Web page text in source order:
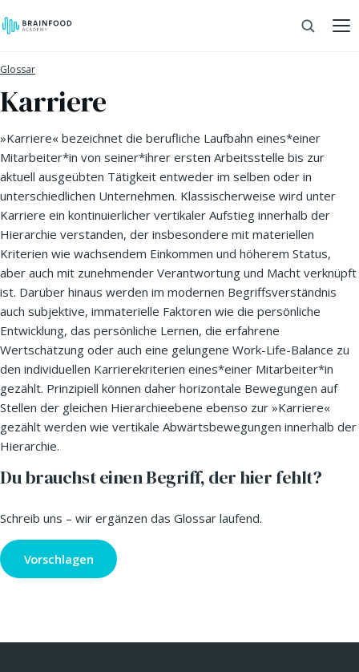
Glossar
Karriere
»Karriere« bezeichnet die berufliche Laufbahn eines*einer
Mitarbeiter*in von seiner*ihrer ersten Arbeitsstelle bis zur
aktuell ausgeübten Tätigkeit entweder im selben oder in
unterschiedlichen Unternehmen. Klassischerweise wird unter
Karriere ein kontinuierlicher vertikaler Aufstieg innerhalb der
Hierarchie verstanden, der insbesondere mit materiellen
Kriterien wie wachsendem Einkommen und höherem Status,
aber auch mit zunehmender Verantwortung und Macht verknüpft
ist. Darüber hinaus werden im modernen Begriffsverständnis
auch subjektive, immaterielle Faktoren wie die persönliche
Entwicklung, das persönliche Lernen, die erfahrene
Wertschätzung oder auch eine gelungene Work-Life-Balance zu
den individuellen Karrierekriterien eines*einer Mitarbeiter*in
gezählt. Prinzipiell können daher horizontale Bewegungen auf
Stellen der gleichen Hierarchieebene ebenso zur »Karriere«
gezählt werden wie vertikale Abwärtsbewegungen innerhalb der
Hierarchie.
Du brauchst einen Begriff, der hier fehlt?
Schreib uns – wir ergänzen das Glossar laufend.
Vorschlagen